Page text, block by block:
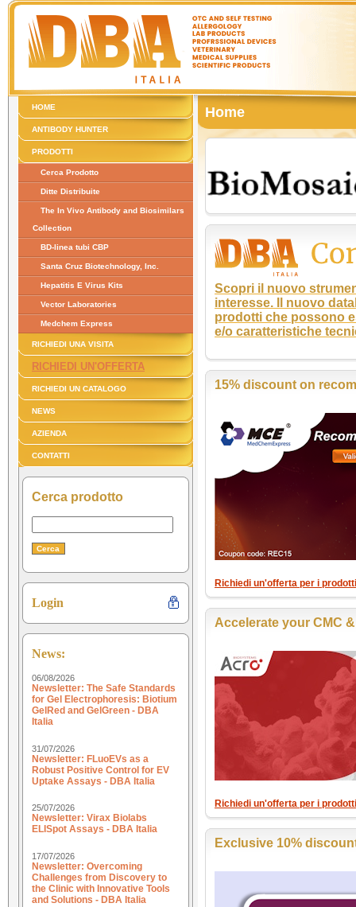
HOME
ANTIBODY HUNTER
PRODOTTI
Cerca Prodotto
Ditte Distribuite
The In Vivo Antibody and Biosimilars
Collection
BD-linea tubi CBP
Santa Cruz Biotechnology, Inc.
Hepatitis E Virus Kits
Vector Laboratories
Medchem Express
RICHIEDI UNA VISITA
RICHIEDI UN'OFFERTA
RICHIEDI UN CATALOGO
NEWS
AZIENDA
CONTATTI
Cerca prodotto
Login
News:
06/08/2026
Newsletter: The Safe Standards
for Gel Electrophoresis: Biotium
GelRed and GelGreen - DBA
Italia
31/07/2026
Newsletter: FLuoEVs as a
Robust Positive Control for EV
Uptake Assays - DBA Italia
25/07/2026
Newsletter: Virax Biolabs
ELISpot Assays - DBA Italia
17/07/2026
Newsletter: Overcoming
Challenges from Discovery to
the Clinic with Innovative Tools
and Solutions - DBA Italia
Home
Scopri il nuovo
interesse. Il nuovo
prodotti che possono
e/o caratteristiche
15% discount on
Richiedi un'offerta per i
Accelerate your CMC
Richiedi un'offerta per i
Exclusive 10%